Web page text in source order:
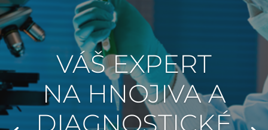
VÁŠ EXPERT
NA HNOJIVA A
DIAGNOSTICKÉ